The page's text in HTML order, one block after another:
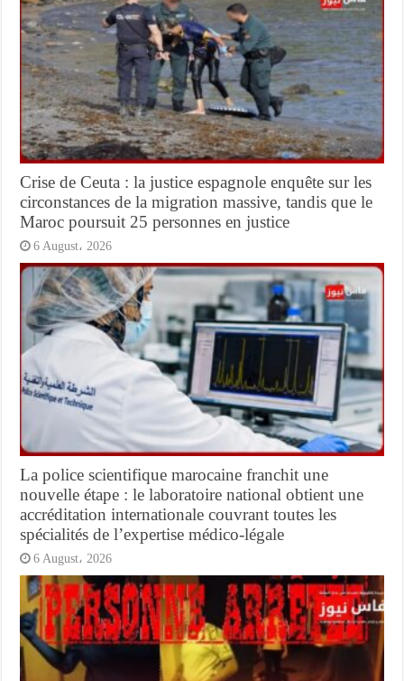
Crise de Ceuta : la justice espagnole enquête sur les
circonstances de la migration massive, tandis que le
Maroc poursuit 25 personnes en justice
6 August، 2026
La police scientifique marocaine franchit une
nouvelle étape : le laboratoire national obtient une
accréditation internationale couvrant toutes les
spécialités de l’expertise médico-légale
6 August، 2026